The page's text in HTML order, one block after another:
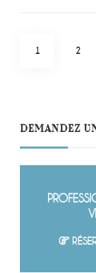
Pagination
PAGE
1 PAGE
2
DEMANDEZ